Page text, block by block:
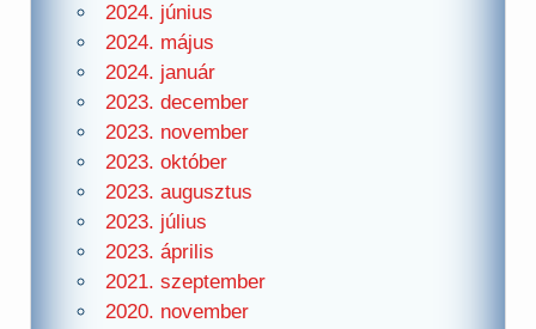
2024. június
2024. május
2024. január
2023. december
2023. november
2023. október
2023. augusztus
2023. július
2023. április
2021. szeptember
2020. november